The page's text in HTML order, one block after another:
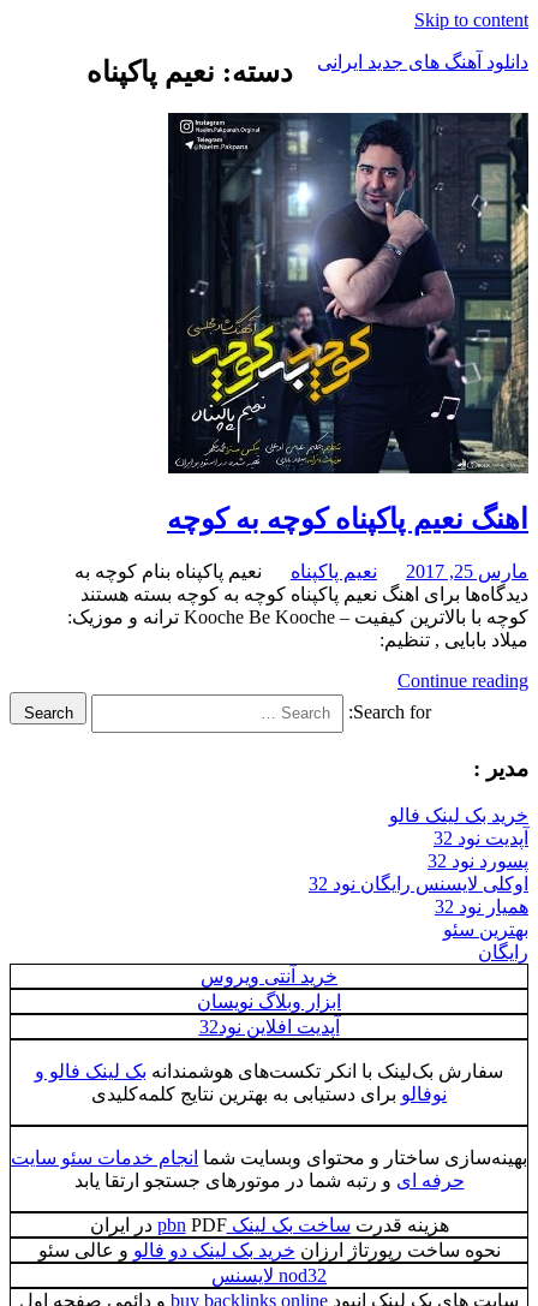
Skip to content
دانلود آهنگ های جدید ایرانی
دانلود
فول
آلبوم
موزیک
دسته: نعیم پاکپناه
اهنگ نعیم پاکپناه کوچه به کوچه
مارس 25, 2017
نعیم پاکپناه
دیدگاه‌ها برای اهنگ نعیم پاکپناه کوچه به کوچه بسته هستند
نعیم پاکپناه بنام کوچه به
کوچه با بالاترین کیفیت – Kooche Be Kooche ترانه و موزیک:
میلاد بابایی , تنظیم:
Continue reading
Search for:
Search
مدیر :
خرید بک لینک فالو
آپدیت نود 32
پسورد نود 32
اوکلی لایسنس رایگان نود 32
همیار نود 32
بهترین سئو
رایگان
خرید آنتی ویروس
ابزار وبلاگ نویسان
آپدیت افلاین نود32
سفارش بک‌لینک با انکر تکست‌های هوشمندانه بک لینک فالو و
نوفالو برای دستیابی به بهترین نتایج کلمه‌کلیدی
بهینه‌سازی ساختار و محتوای وبسایت شما انجام خدمات سئو سایت
حرفه ای و رتبه شما در موتورهای جستجو ارتقا یابد
هزینه قدرت ساخت بک لینک pbnPDF در ایران
نحوه ساخت رپورتاژ ارزان خرید بک لینک دو فالو و عالی سئو
nod32 لایسنس
سایت های بک لینک انبود buy backlinks online و دائمی صفحه اول